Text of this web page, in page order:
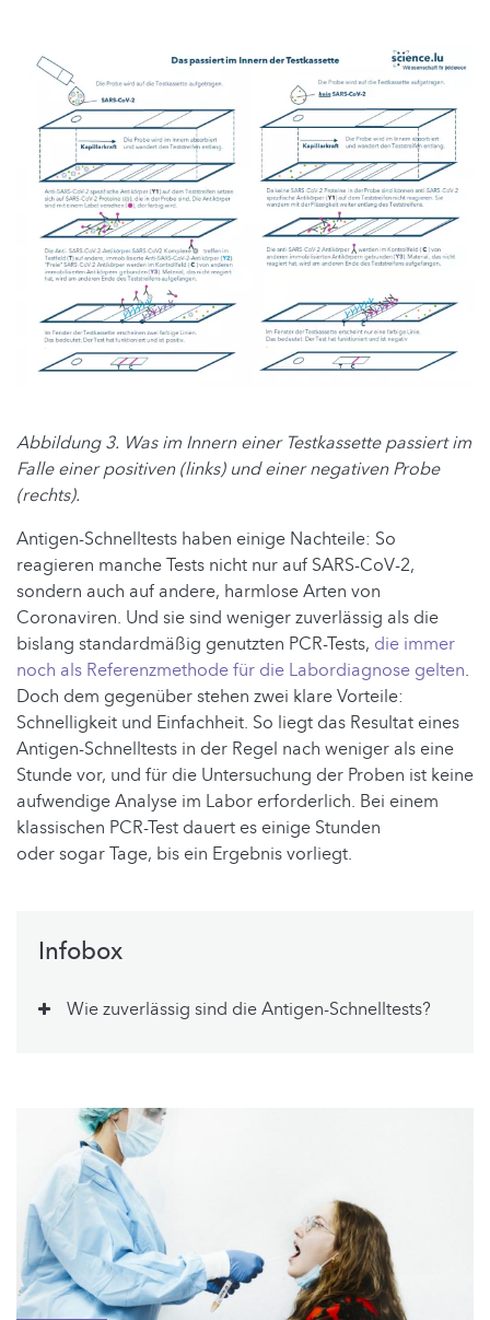
Abbildung 3. Was im Innern einer Testkassette passiert im
Falle einer positiven (links) und einer negativen Probe
(rechts).
Antigen-Schnelltests haben einige Nachteile: So
reagieren manche Tests nicht nur auf SARS-CoV-2,
sondern auch auf andere, harmlose Arten von
Coronaviren. Und sie sind weniger zuverlässig als die
bislang standardmäßig genutzten PCR-Tests, die immer
noch als Referenzmethode für die Labordiagnose gelten.
Doch dem gegenüber stehen zwei klare Vorteile:
Schnelligkeit und Einfachheit. So liegt das Resultat eines
Antigen-Schnelltests in der Regel nach weniger als eine
Stunde vor, und für die Untersuchung der Proben ist keine
aufwendige Analyse im Labor erforderlich. Bei einem
klassischen PCR-Test dauert es einige Stunden
oder sogar Tage, bis ein Ergebnis vorliegt.
Infobox
Wie zuverlässig sind die Antigen-Schnelltests?